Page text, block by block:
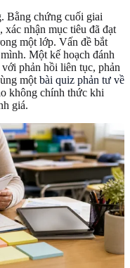
Bằng chứng cuối giai
xác nhận mục tiêu đã đạt
một lớp. Vấn đề bắt
Một kế hoạch đánh
phản hồi liên tục, phản
một bài quiz phản tư về
không chính thức khi
giá.